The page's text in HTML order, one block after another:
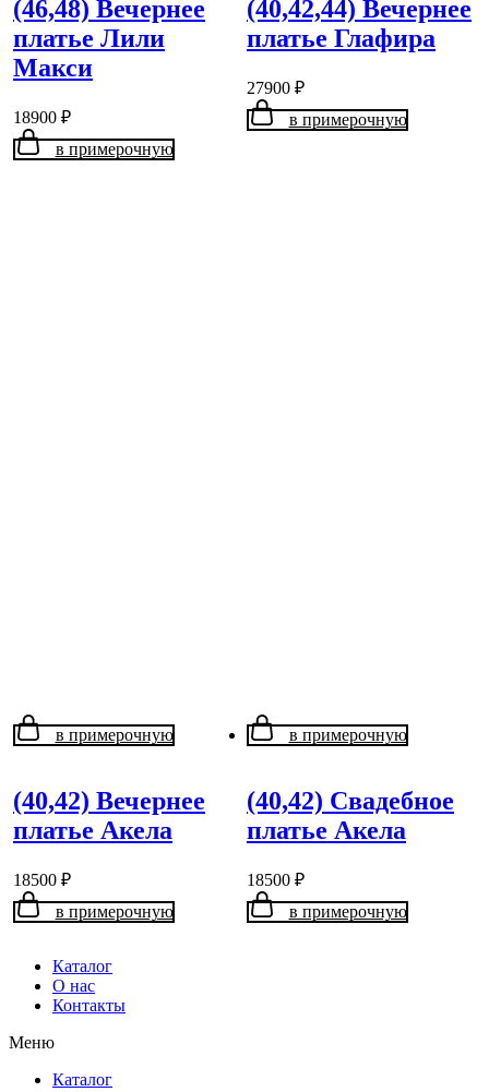
(46,48) Вечернее
платье Лили
Макси
18900 ₽
в примерочную
(40,42,44) Вечернее
платье Глафира
27900 ₽
в примерочную
в примерочную
(40,42) Вечернее
платье Акела
18500 ₽
в примерочную
в примерочную
(40,42) Свадебное
платье Акела
18500 ₽
в примерочную
Каталог
О нас
Контакты
Меню
Каталог